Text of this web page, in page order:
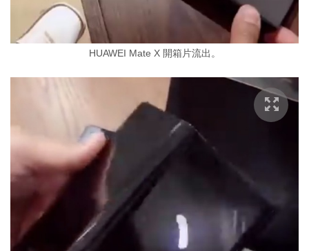
HUAWEI Mate X 開箱片流出。